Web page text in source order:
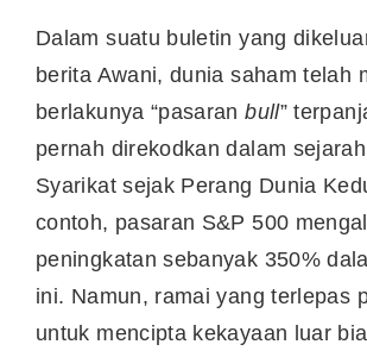
Dalam suatu buletin yang
berita Awani, dunia saham telah
berlakunya “pasaranbull”
pernah direkodkan dalam
Syarikat sejak Perang Dunia
contoh, pasaran S&P 500
peningkatan sebanyak 350%
ini. Namun, ramai yang terlepas
untuk mencipta kekayaan luar